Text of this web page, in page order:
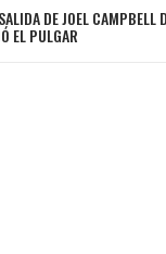
DE JOEL CAMPBELL
EL PULGAR